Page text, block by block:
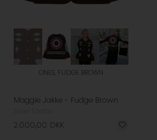
ONES, FUDGE BROWN
Maggie Jakke - Fudge Brown
2.000,00 DKK